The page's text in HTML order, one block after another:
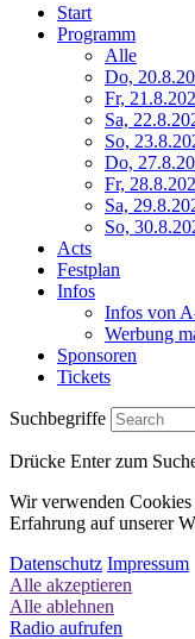
Start
Programm
Alle
Do,
Fr,
Sa,
So,
Do,
Fr,
Sa,
So,
Acts
Festplan
Infos
Infos von
Werbung
Sponsoren
Tickets
Suchbegriffe
Drücke Enter zum
Wir verwenden
Erfahrung auf unserer
Datenschutz Impressum
Alle akzeptieren
Alle ablehnen
Radio aufrufen